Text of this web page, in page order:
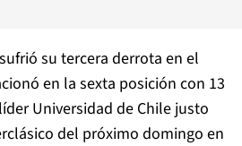
su tercera derrota en el
en la sexta posición con 13
Universidad de Chile justo
del próximo domingo en